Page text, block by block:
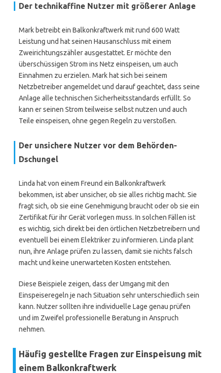
Der technikaffine Nutzer mit größerer Anlage
Mark betreibt ein Balkonkraftwerk mit rund 600 Watt
Leistung und hat seinen Hausanschluss mit einem
Zweirichtungszähler ausgestattet. Er möchte den
überschüssigen Strom ins Netz einspeisen, um auch
Einnahmen zu erzielen. Mark hat sich bei seinem
Netzbetreiber angemeldet und darauf geachtet, dass seine
Anlage alle technischen Sicherheitsstandards erfüllt. So
kann er seinen Strom teilweise selbst nutzen und auch
Teile einspeisen, ohne gegen Regeln zu verstoßen.
Der unsichere Nutzer vor dem Behörden-
Dschungel
Linda hat von einem Freund ein Balkonkraftwerk
bekommen, ist aber unsicher, ob sie alles richtig macht. Sie
fragt sich, ob sie eine Genehmigung braucht oder ob sie ein
Zertifikat für ihr Gerät vorlegen muss. In solchen Fällen ist
es wichtig, sich direkt bei den örtlichen Netzbetreibern und
eventuell bei einem Elektriker zu informieren. Linda plant
nun, ihre Anlage prüfen zu lassen, damit sie nichts falsch
macht und keine unerwarteten Kosten entstehen.
Diese Beispiele zeigen, dass der Umgang mit den
Einspeiseregeln je nach Situation sehr unterschiedlich sein
kann. Nutzer sollten ihre individuelle Lage genau prüfen
und im Zweifel professionelle Beratung in Anspruch
nehmen.
Häufig gestellte Fragen zur Einspeisung mit
einem Balkonkraftwerk